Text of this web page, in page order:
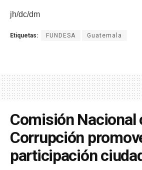
jh/dc/dm
Etiquetas: FUNDESA Guatemala
Comisión Nacional
Corrupción
participación